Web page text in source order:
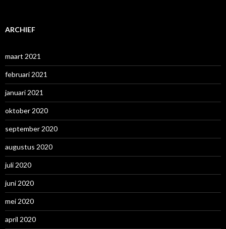
ARCHIEF
maart 2021
februari 2021
januari 2021
oktober 2020
september 2020
augustus 2020
juli 2020
juni 2020
mei 2020
april 2020